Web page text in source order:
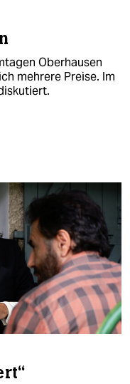
Oberhausen
mehrere Preise. Im